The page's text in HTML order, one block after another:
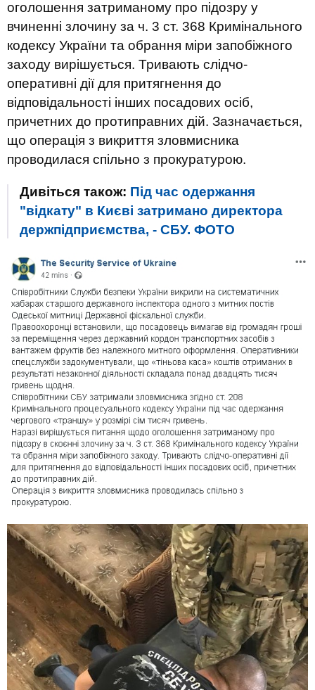
оголошення затриманому про підозру у
вчиненні злочину за ч. 3 ст. 368 Кримінального
кодексу України та обрання міри запобіжного
заходу вирішується. Тривають слідчо-
оперативні дії для притягнення до
відповідальності інших посадових осіб,
причетних до протиправних дій. Зазначається,
що операція з викриття зловмисника
проводилася спільно з прокуратурою.
Дивіться також: Під час одержання
"відкату" в Києві затримано директора
держпідприємства, - СБУ. ФОТО